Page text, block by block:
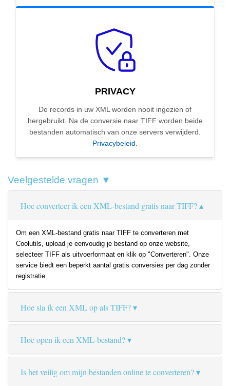
PRIVACY
De records in uw XML worden nooit ingezien of
hergebruikt. Na de conversie naar TIFF worden beide
bestanden automatisch van onze servers verwijderd.
Privacybeleid
Veelgestelde vragen ▼
Hoe converteer ik een XML-bestand gratis naar TIFF?
Om een XML-bestand gratis naar TIFF te converteren met
Coolutils, upload je eenvoudig je bestand op onze website,
selecteer TIFF als uitvoerformaat en klik op "Converteren". Onze
service biedt een beperkt aantal gratis conversies per dag zonder
registratie.
Hoe sla ik een XML op als TIFF?
Hoe open ik een XML-bestand?
Is het veilig om mijn bestanden online te converteren?